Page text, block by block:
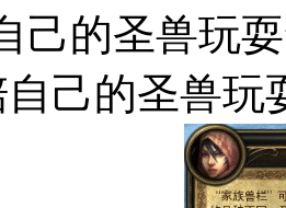
己的圣兽玩
自己的圣兽玩